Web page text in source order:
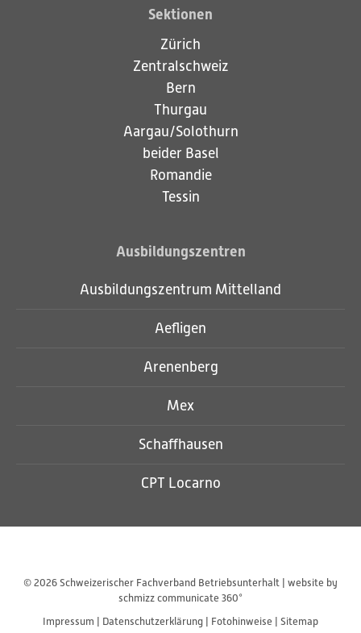
Sektionen
Zürich
Zentralschweiz
Bern
Thurgau
Aargau/Solothurn
beider Basel
Romandie
Tessin
Ausbildungszentren
Ausbildungszentrum Mittelland
Aefligen
Arenenberg
Mex
Schaffhausen
CPT Locarno
© 2026 Schweizerischer Fachverband Betriebsunterhalt | website by
schmizz communicate 360°
Impressum
Datenschutzerklärung Fotohinweise Sitemap